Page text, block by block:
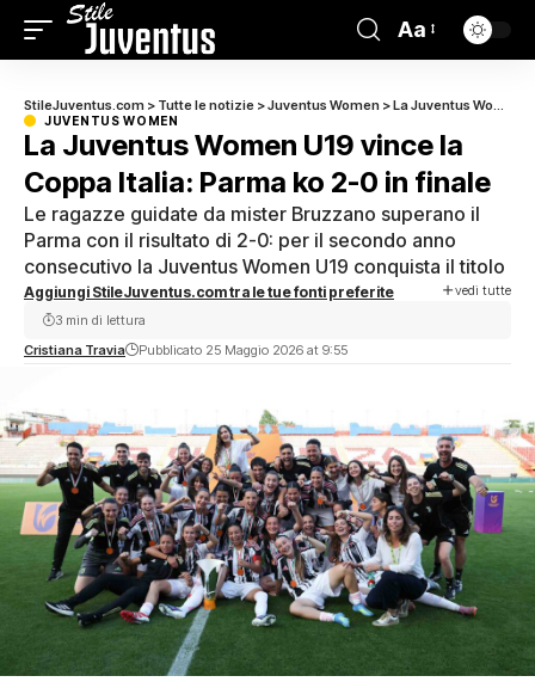
Aa
StileJuventus.com > Tutte le notizie >Juventus Women >La Juventus Women U19 vince la Coppa Italia: Parma ko 2-0 in finale
JUVENTUS WOMEN
La Juventus Women U19 vince la
Coppa Italia: Parma ko 2-0 in finale
Le ragazze guidate da mister Bruzzano superano il
Parma con il risultato di 2-0: per il secondo anno
consecutivo la Juventus Women U19 conquista il titolo
Aggiungi StileJuventus.com tra le tue fonti preferite vedi tutte
Cristiana Travia Pubblicato 25 Maggio 2026 at 9:55
3 min di lettura